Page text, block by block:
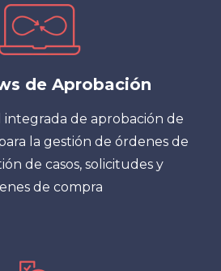
de Aprobación
integrada de aprobación de
la gestión de órdenes de
de casos, solicitudes y
de compra